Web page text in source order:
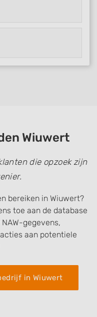
Wiuwert
die opzoek zijn
bereiken in Wiuwert?
toe aan de database
gegevens,
aan potentiele
in Wiuwert